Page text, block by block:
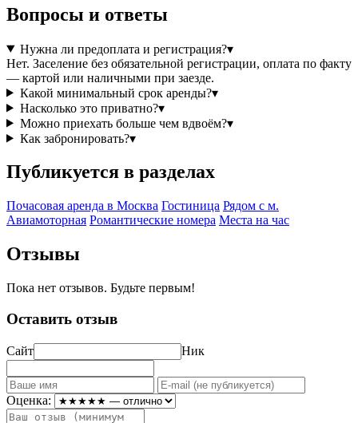
Вопросы и ответы
Нужна ли предоплата и регистрация?▾
Нет. Заселение без обязательной регистрации, оплата по факту
— картой или наличными при заезде.
Какой минимальный срок аренды?▾
Насколько это приватно?▾
Можно приехать больше чем вдвоём?▾
Как забронировать?▾
Публикуется в разделах
Почасовая аренда в Москва Гостиница Рядом с м.
Авиамоторная Романтические номера Места на час
Отзывы
Пока нет отзывов. Будьте первым!
Оставить отзыв
Сайт Ник
Оценка: